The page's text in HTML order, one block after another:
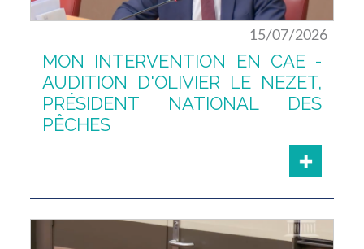
15/07/2026
MON INTERVENTION EN CAE -
AUDITION D'OLIVIER LE NEZET,
PRÉSIDENT NATIONAL DES
PÊCHES